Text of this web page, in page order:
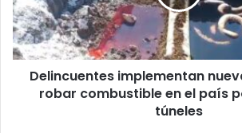
robar
combustible
en
el
paísDelincuentes implementan
robar combustible en el país
túneles